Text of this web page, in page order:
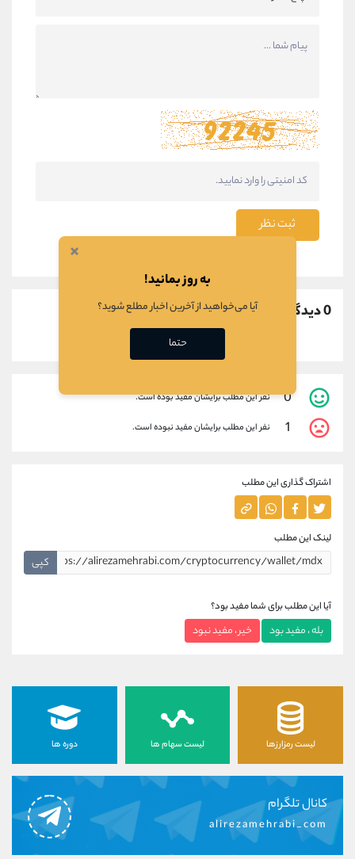
ثبت نظر
0 دیدگاه
0 نفر این مطلب برایشان مفید بوده است.
1 نفر این مطلب برایشان مفید نبوده است.
اشتراک گذاری این مطلب
لینک این مطلب
کپی
آیا این مطلب برای شما مفید بود؟
بله ، مفید بود خیر ، مفید نبود
لیست رمزارزها لیست سهام ها دوره ها
کانال تلگرام
alirezamehrabi_com
×
به روز بمانید!
آیا می‌خواهید از آخرین اخبار مطلع شوید؟
حتما